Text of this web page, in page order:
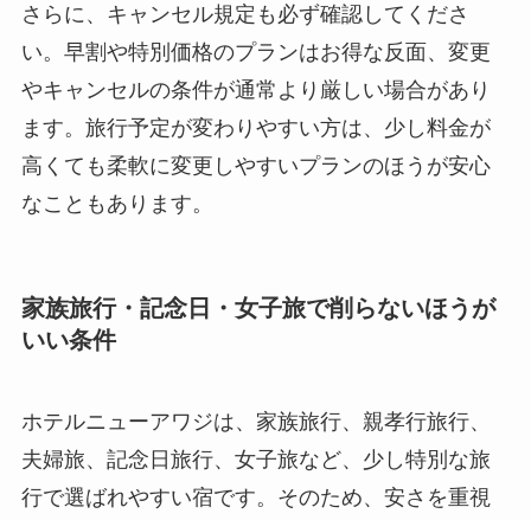
さらに、キャンセル規定も必ず確認してくださ
い。早割や特別価格のプランはお得な反面、変更
やキャンセルの条件が通常より厳しい場合があり
ます。旅行予定が変わりやすい方は、少し料金が
高くても柔軟に変更しやすいプランのほうが安心
なこともあります。
家族旅行・記念日・女子旅で削らないほうが
いい条件
ホテルニューアワジは、家族旅行、親孝行旅行、
夫婦旅、記念日旅行、女子旅など、少し特別な旅
行で選ばれやすい宿です。そのため、安さを重視